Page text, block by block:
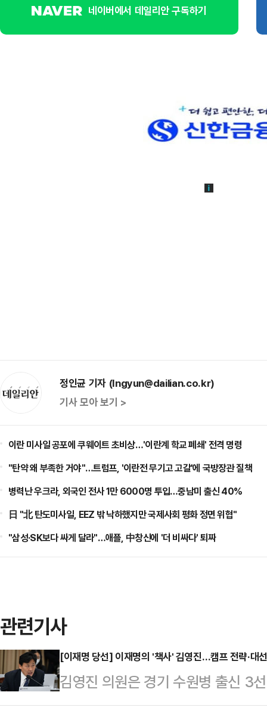
네이버에서 데일리안 구독하기
정인균 기자 (Ingyun@dailian.co.kr)
기사 모아 보기 >
이란 미사일 공포에 쿠웨이트 초비상…'이란계 학교 폐쇄' 전격 명령
"탄약 왜 부족한 거야"…트럼프, '이란전 무기고 고갈'에 국방장관 질책
병력난 우크라, 외국인 전사 1만 6000명 투입…중남미 출신 40%
日 "北 탄도미사일, EEZ 밖 낙하했지만 국제사회 평화 정면 위협"
"삼성·SK보다 싸게 달라"…애플, 中창신에 '더 비싸다' 퇴짜
관련기사
[이재명 당선] 이재명의 '책사' 김영진…캠프 전략·대
김영진 의원은 경기 수원병 출신 3
원조 친명계 핵심으로 꼽힌다. 이재